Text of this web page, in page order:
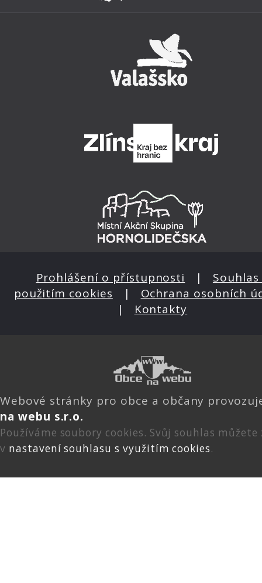
Prohlášení o přístupnosti | Souhlas
použitím cookies | Ochrana osobních
| Kontakty
Webové stránky pro obce a občany
na webu s.r.o.
Používáme soubory cookies. Svůj souhlas
v nastavení souhlasu s využitím cookies.